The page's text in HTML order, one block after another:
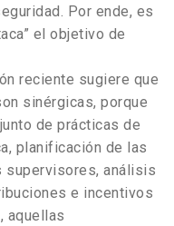
Por ende, es
el objetivo de
reciente sugiere que
sinérgicas, porque
de prácticas de
planificación de las
análisis
e incentivos
aquellas